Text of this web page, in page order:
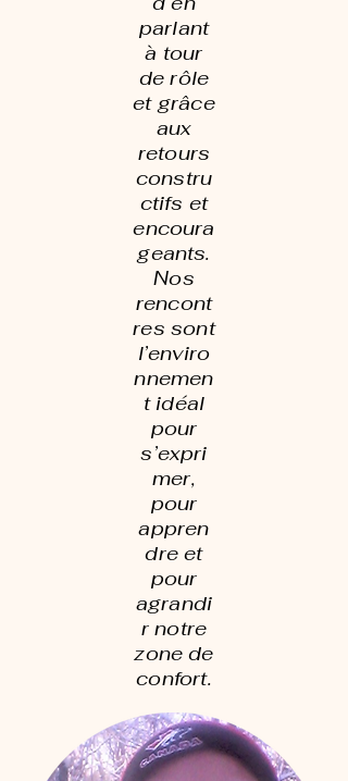
parlant
à tour
de rôle
et grâce
aux
retours
constru
ctifs et
encoura
geants.
Nos
rencont
res sont
l’enviro
nnemen
t idéal
pour
s’expri
mer,
pour
appren
dre et
pour
agrandi
r notre
zone de
confort.